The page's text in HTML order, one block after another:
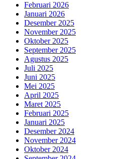
Februari 2026
Januari 2026
Desember 2025
November 2025
Oktober 2025
September 2025
Agustus 2025
Juli 2025
Juni 2025
Mei 2025
April 2025
Maret 2025
Februari 2025
Januari 2025
Desember 2024
November 2024
Oktober 2024